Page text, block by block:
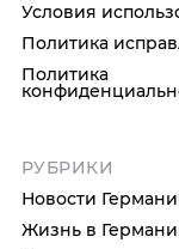
Условия
Политика
Политика
РУБРИКИ
Новости
Жизнь в